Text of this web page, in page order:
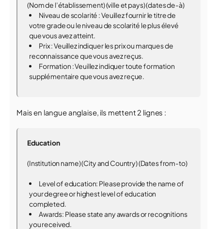
(Nom de l’établissement) (ville et pays) (dates de-à)
Niveau de scolarité : Veuillez fournir le titre de
votre grade ou le niveau de scolarité le plus élevé
que vous avez atteint.
Prix : Veuillez indiquer les prix ou marques de
reconnaissance que vous avez reçus.
Formation : Veuillez indiquer toute formation
supplémentaire que vous avez reçue.
Mais en langue anglaise, ils mettent 2 lignes :
Education
(Institution name) (City and Country) (Dates from-to)
Level of education: Please provide the name of
your degree or highest level of education
completed.
Awards: Please state any awards or recognitions
you received.